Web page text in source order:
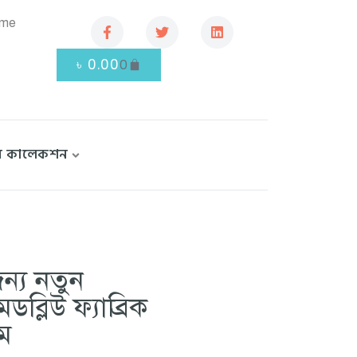
৳ 0.000
কালেকশন
নতুন
ফ্যাব্রিক